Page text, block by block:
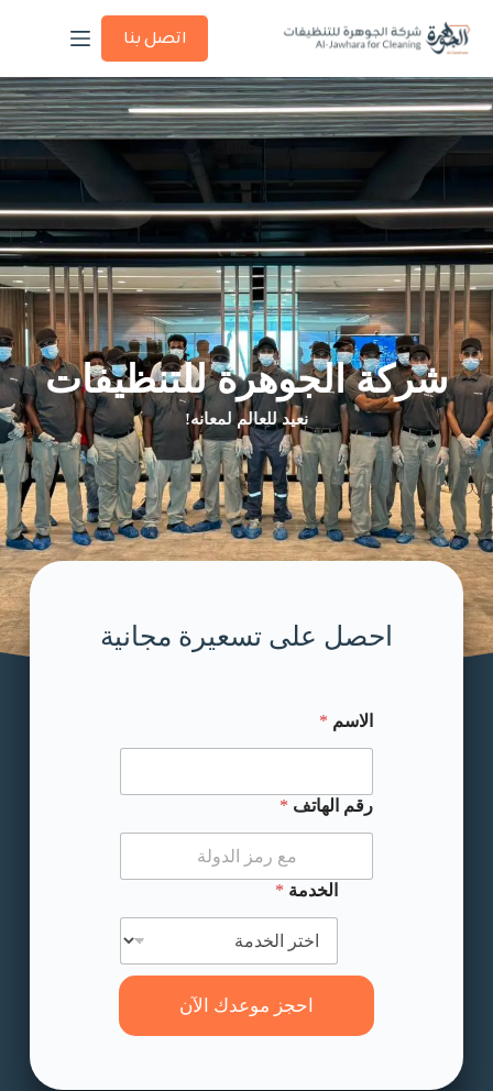
اتصل بنا
شركة الجوهرة للتنظيفات
نعيد للعالم لمعانه!
احصل على تسعيرة مجانية
الاسم *
الاسم رقم رقم
رقم الهاتف *
الخدمة *
احجز موعدك الآن